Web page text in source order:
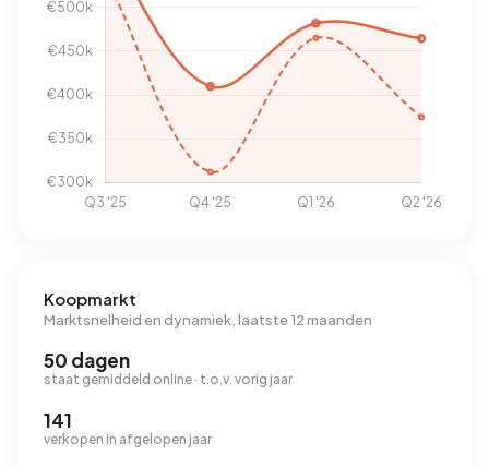
Koopmarkt
Marktsnelheid en dynamiek, laatste 12 maanden
50 dagen
staat gemiddeld online · t.o.v. vorig jaar
141
verkopen in afgelopen jaar